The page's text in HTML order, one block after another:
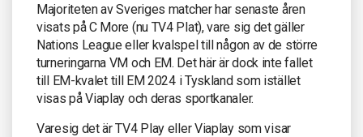
Majoriteten av Sveriges matcher har senaste åren
visats på C More (nu TV4 Plat), vare sig det gäller
Nations League eller kvalspel till någon av de större
turneringarna VM och EM. Det här är dock inte fallet
till EM-kvalet till EM 2024 i Tyskland som istället
visas på Viaplay och deras sportkanaler.
Varesig det är TV4 Play eller Viaplay som visar